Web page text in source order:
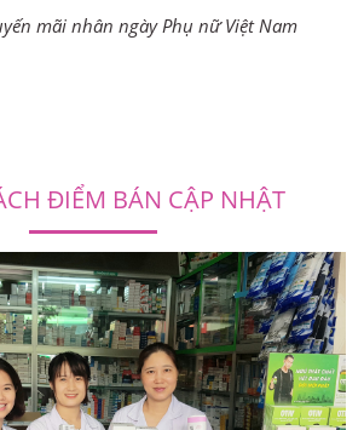
mãi nhân ngày Phụ nữ Việt Nam
ĐIỂM BÁN CẬP NHẬT